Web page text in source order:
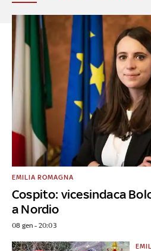
Cospito: vicesindaca
a Nordio
EMILIA ROMAGNA
08 gen - 20:03